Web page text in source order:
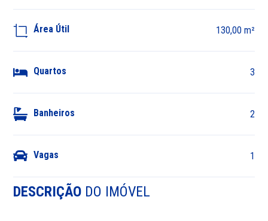
Área Útil 130,00 m²
Quartos 3
Banheiros 2
Vagas 1
DESCRIÇÃO DO IMÓVEL